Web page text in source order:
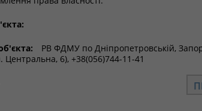
РВ ФДМУ по Дніпропетровській,
Центральна, 6), +38(056)744-11-41